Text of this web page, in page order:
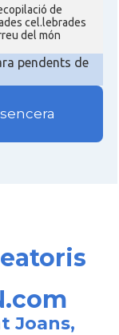
de
cel.lebrades
del món
pendents de
Joans,